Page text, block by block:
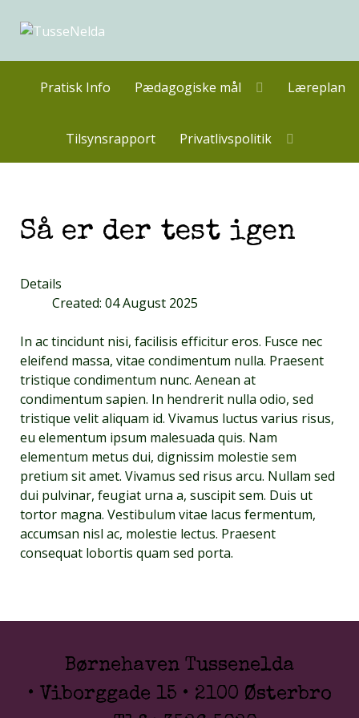
Pratisk Info Pædagogiske mål Læreplan
Tilsynsrapport Privatlivspolitik
Så er der test igen
Details
Created: 04 August 2025
In ac tincidunt nisi, facilisis efficitur eros. Fusce nec
eleifend massa, vitae condimentum nulla. Praesent
tristique condimentum nunc. Aenean at
condimentum sapien. In hendrerit nulla odio, sed
tristique velit aliquam id. Vivamus luctus varius risus,
eu elementum ipsum malesuada quis. Nam
elementum metus dui, dignissim molestie sem
pretium sit amet. Vivamus sed risus arcu. Nullam sed
dui pulvinar, feugiat urna a, suscipit sem. Duis ut
tortor magna. Vestibulum vitae lacus fermentum,
accumsan nisl ac, molestie lectus. Praesent
consequat lobortis quam sed porta.
Børnehaven Tussenelda
• Viborggade 15 • 2100 Østerbro